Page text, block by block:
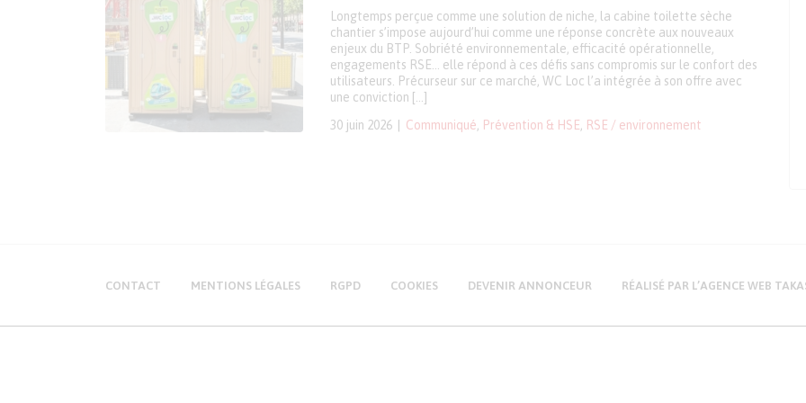
30 juin 2026 Communiqué Prévention & HSE RSE / environnement
Longtemps perçue comme une solution de niche, la cabine toilette sèche
chantier s’impose aujourd’hui comme une réponse concrète aux nouveaux
enjeux du BTP. Sobriété environnementale, efficacité opérationnelle,
engagements RSE… elle répond à ces défis sans compromis sur le confort des
utilisateurs. Précurseur sur ce marché, WC Loc l’a intégrée à son offre avec
une conviction […]
CONTACT MENTIONS LÉGALES RGPD COOKIES DEVENIR ANNONCEUR RÉALISÉ PAR L’AGENCE WEB